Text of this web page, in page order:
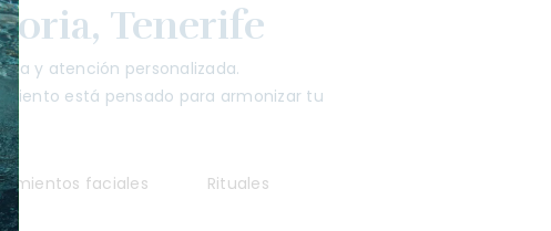
Tenerife
y atención personalizada.
está pensado para armonizar tu
faciales Rituales